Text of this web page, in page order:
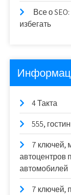
Все о
избегать
4 Такта
555,
7 ключей,
автоцентров
автомобилей
7 ключей,